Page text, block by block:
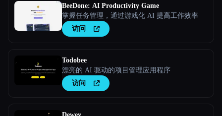
BeeDone: AI Productivity Game
掌握任务管理，通过游戏化 AI 提高工作效率
访问
Todobee
漂亮的 AI 驱动的项目管理应用程序
访问